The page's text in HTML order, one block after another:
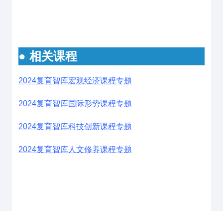
● 相关课程
2024复育智库宏观经济课程专题
2024复育智库国际形势课程专题
2024复育智库科技创新课程专题
2024复育智库人文修养课程专题